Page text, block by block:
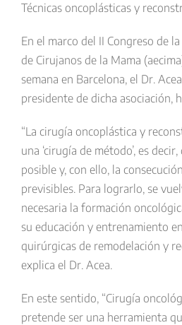
Técnicas oncoplásticas y
En el marco del II Congreso de
de Cirujanos de la Mama
semana en Barcelona, el Dr.
presidente de dicha asociación,
“La cirugía oncoplástica y
una ‘cirugía de método’, es
posible y, con ello, la
previsibles. Para lograrlo, se
necesaria la formación
su educación y entrenamiento
quirúrgicas de remodelación y
explica el Dr. Acea.
En este sentido, “Cirugía
pretende ser una herramienta